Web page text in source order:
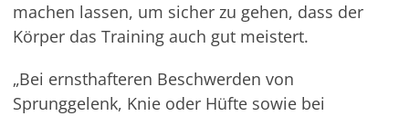
machen lassen, um sicher zu gehen, dass der
Körper das Training auch gut meistert.
„Bei ernsthafteren Beschwerden von
Sprunggelenk, Knie oder Hüfte sowie bei